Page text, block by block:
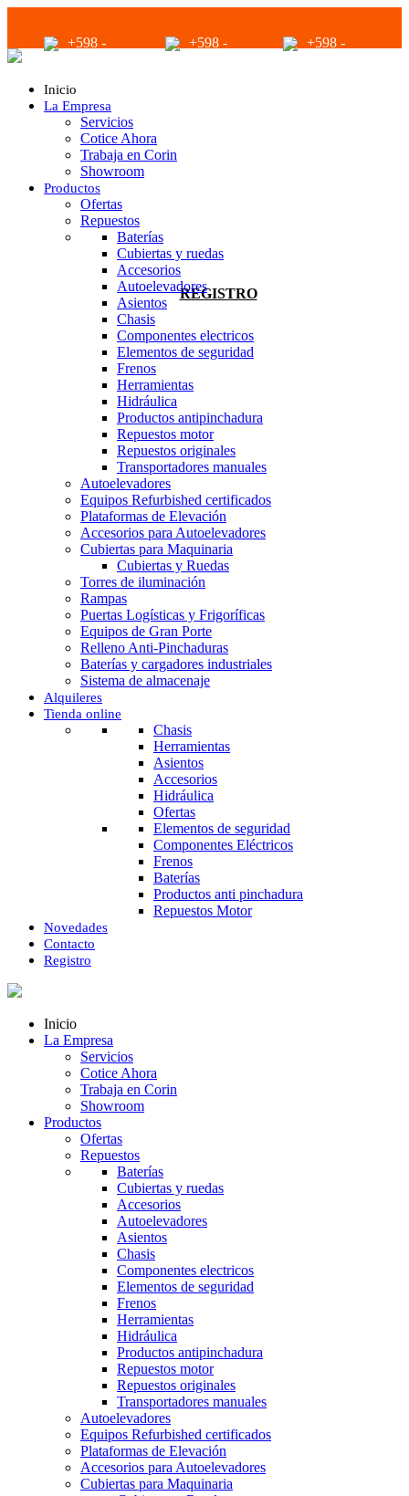
+598 -
2294 2040
+598 - +598 -
infoventas@corinrentup.com.uy
ACCEDER
REGISTRO
Inicio
La Empresa
Servicios
Cotice Ahora
Trabaja en Corin
Showroom
Productos
Ofertas
Repuestos
Baterías
Cubiertas y ruedas
Accesorios
Autoelevadores
Asientos
Chasis
Componentes electricos
Elementos de seguridad
Frenos
Herramientas
Hidráulica
Productos antipinchadura
Repuestos motor
Repuestos originales
Transportadores manuales
Autoelevadores
Equipos Refurbished certificados
Plataformas de Elevación
Accesorios para Autoelevadores
Cubiertas para Maquinaria
Cubiertas y Ruedas
Torres de iluminación
Rampas
Puertas Logísticas y Frigoríficas
Equipos de Gran Porte
Relleno Anti-Pinchaduras
Baterías y cargadores industriales
Sistema de almacenaje
Alquileres
Tienda online
Chasis
Herramientas
Asientos
Accesorios
Hidráulica
Ofertas
Elementos de seguridad
Componentes Eléctricos
Frenos
Baterías
Productos anti pinchadura
Repuestos Motor
Novedades
Contacto
Registro
Inicio
La Empresa
Servicios
Cotice Ahora
Trabaja en Corin
Showroom
Productos
Ofertas
Repuestos
Baterías
Cubiertas y ruedas
Accesorios
Autoelevadores
Asientos
Chasis
Componentes electricos
Elementos de seguridad
Frenos
Herramientas
Hidráulica
Productos antipinchadura
Repuestos motor
Repuestos originales
Transportadores manuales
Autoelevadores
Equipos Refurbished certificados
Plataformas de Elevación
Accesorios para Autoelevadores
Cubiertas para Maquinaria